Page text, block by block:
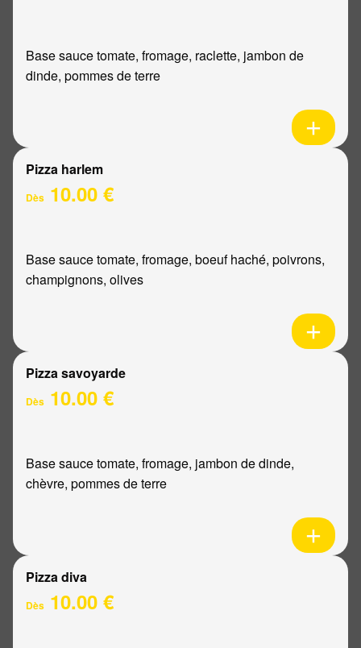
Base sauce tomate, fromage, raclette, jambon de
dinde, pommes de terre
Pizza harlem
Dès 10.00 €
Base sauce tomate, fromage, boeuf haché, poivrons,
champignons, olives
Pizza savoyarde
Dès 10.00 €
Base sauce tomate, fromage, jambon de dinde,
chèvre, pommes de terre
Pizza diva
Dès 10.00 €